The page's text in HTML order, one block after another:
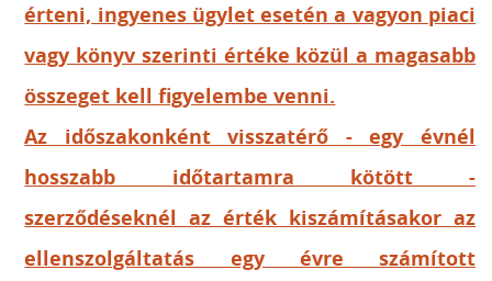
érteni, ingyenes ügylet esetén a vagyon piaci
vagy könyv szerinti értéke közül a magasabb
összeget kell figyelembe venni.
Az időszakonként visszatérő - egy évnél
hosszabb időtartamra kötött -
szerződéseknél az érték kiszámításakor az
ellenszolgáltatás egy évre számított